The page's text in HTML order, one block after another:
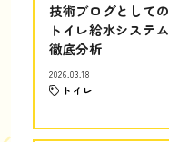
技術ブログとしての
トイレ給水システム
徹底分析
2026.03.18
トイレ